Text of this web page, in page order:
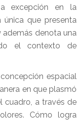
excepción en la
que presenta
además denota una
el contexto de
espacial
en que plasmó
cuadro, a través de
Cómo logra